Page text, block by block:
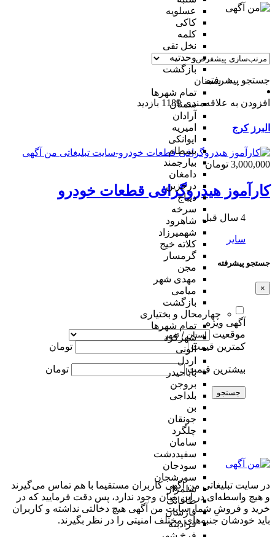
عسلویه
کاکی
کلمه
نخل تقی
وحدتیه
بازگشت
سمنان
تمام شهر‌ها
سمنان
آرادان
امیریه
ایوانکی
بسطام
بیارجمند
دامغان
درجزین
دیباج
سرخه
شاهرود
شهمیرزاد
کلاته خیج
گرمسار
مجن
مهدی شهر
میامی
بازگشت
چهارمحال و بختیاری
تمام شهر‌ها
شهرکرد
آلونی
اردل
باباحیدر
بروجن
بلداجی
بن
جونقان
چلگرد
سامان
سفیددشت
سودجان
سورشجان
شلمزار
طاقانک
فارسان
فرادبنه
جستجو پیشرفته
افزودن به علاقه‌مندی 1189 بازدید
البرز کرج
3,000,000 تومان
کارآموز هیدروگرافی قطعات خودرو
4 سال قبل
سایر
جستجو پیشرفته
×
آگهی ویژه
موقعیت
کمترین قیمت
تومان
بیشترین قیمت تومان
جستجو
در سایت تبلیغاتی من آگهی کاربران مستقیما با هم تماس می‌گیرند
و هیچ واسطه‌ای در این میان وجود ندارد، پس دقت فرمایید که در
خرید و فروشِ شما، سایت من آگهی هیچ دخالتی نداشته و کاربران
باید خودشان جنبه‌های مختلف امنیتی را در نظر بگیرند.